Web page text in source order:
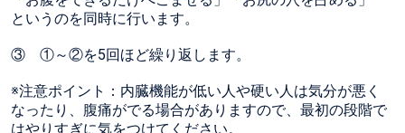
というのを同時に行います。
③ ①～②を5回ほど繰り返します。
※注意ポイント：内臓機能が低い人や硬い人は気分が悪く
なったり、腹痛がでる場合がありますので、最初の段階で
はやりすぎに気をつけてください。